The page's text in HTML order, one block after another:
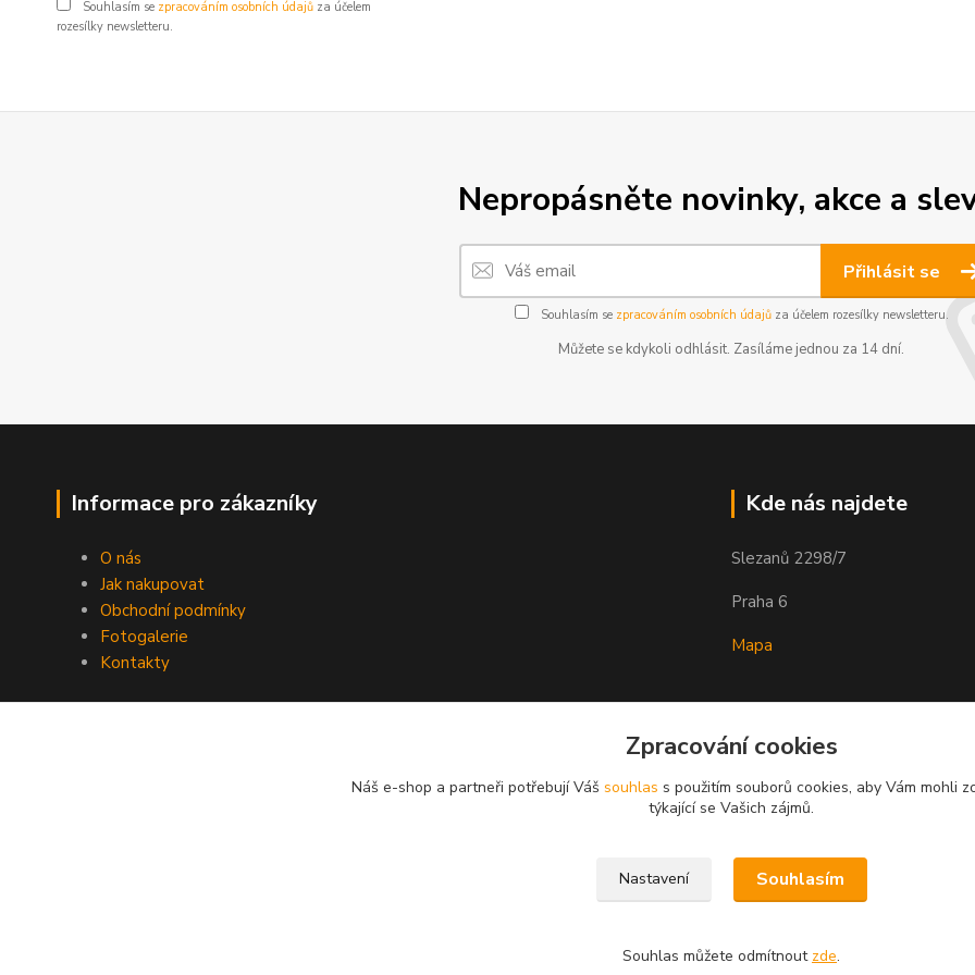
Souhlasím se zpracováním osobních údajů za účelem
rozesílky newsletteru.
Nepropásněte novinky, akce a
Přihlásit se
Souhlasím se zpracováním osobních údajůza účelem rozesílky newsletteru.
Můžete se kdykoli odhlásit. Zasíláme jednou za 14 dní.
Informace pro zákazníky
O nás
Jak nakupovat
Obchodní podmínky
Fotogalerie
Kontakty
Kde nás najdete
Slezanů 2298/7
Praha 6
Mapa
Zpracování cookies
Náš e-shop a partneři potřebují Váš souhlas s použitím souborů cookies, aby Vám mohli
týkající se Vašich zájmů.
Nastavení Souhlasím
Souhlas můžete odmítnout zde.